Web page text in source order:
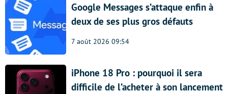
Google Messages s’attaque enfin à
deux de ses plus gros défauts
7 août 2026 09:54
iPhone 18 Pro : pourquoi il sera
difficile de l’acheter à son lancement